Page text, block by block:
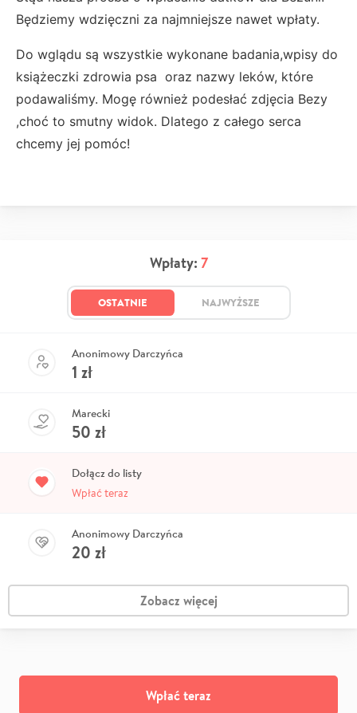
Będziemy wdzięczni za najmniejsze nawet wpłaty.
Do wglądu są wszystkie wykonane badania,wpisy do
książeczki zdrowia psa oraz nazwy leków, które
podawaliśmy. Mogę również podesłać zdjęcia Bezy
,choć to smutny widok. Dlatego z całego serca
chcemy jej pomóc!
Wpłaty: 7
OSTATNIE NAJWYŻSZE
Anonimowy Darczyńca
1 zł
Marecki
50 zł
Dołącz do listy
Wpłać teraz
Anonimowy Darczyńca
20 zł
Zobacz więcej
Wpłać teraz